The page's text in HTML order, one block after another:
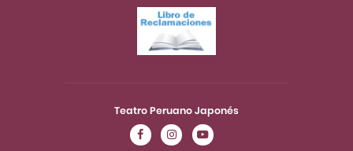
Teatro Peruano Japonés